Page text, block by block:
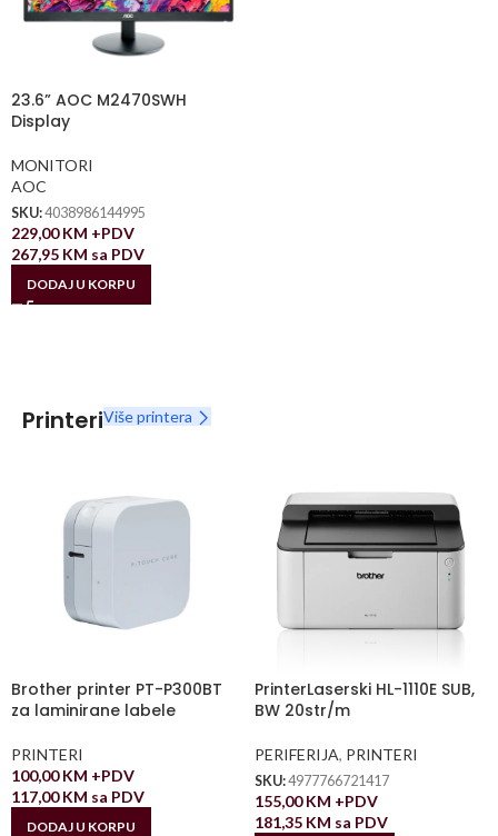
23.6” AOC M2470SWH
Display
MONITORI
AOC
SKU:4038986144995
229,00KM +PDV
267,95 KM sa PDV
DODAJ U KORPU
PrinteriViše printera
Brother printer PT-P300BT
za laminirane labele
PRINTERI
100,00KM +PDV
117,00KM sa PDV
DODAJ U KORPU
PrinterLaserski HL-1110E SUB,
BW 20str/m
PERIFERIJA, PRINTERI
SKU:4977766721417
155,00KM +PDV
181,35 KM sa PDV